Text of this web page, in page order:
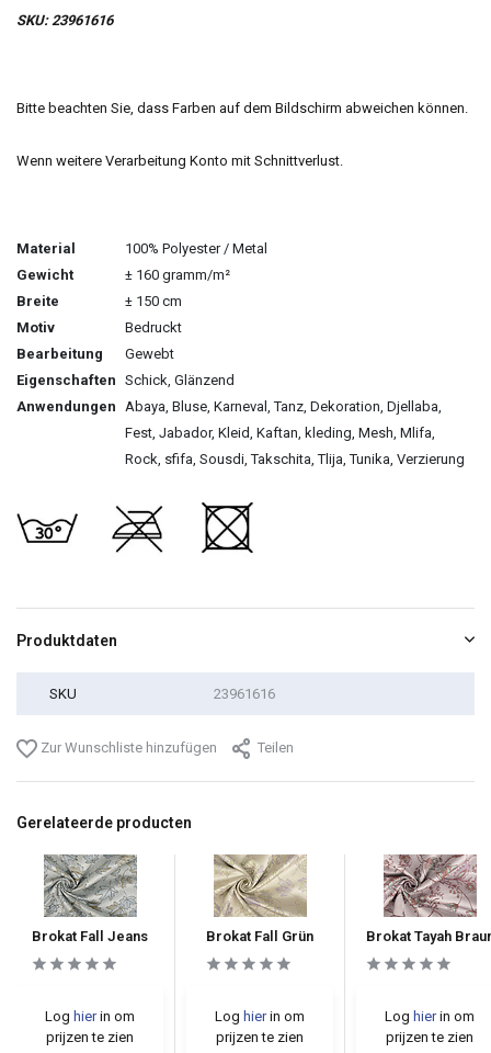
SKU: 23961616
Bitte beachten Sie, dass Farben auf dem Bildschirm abweichen können.
Wenn weitere Verarbeitung Konto mit Schnittverlust.
Material
100% Polyester / Metal
Gewicht
± 160 gramm/m²
Breite
± 150 cm
Motiv
Bedruckt
Bearbeitung
Gewebt
Eigenschaften Schick, Glänzend
Anwendungen
Abaya, Bluse, Karneval, Tanz, Dekoration, Djellaba,
Fest, Jabador, Kleid, Kaftan, kleding, Mesh, Mlifa,
Rock, sfifa, Sousdi, Takschita, Tlija, Tunika, Verzierung
Produktdaten
SKU 23961616
Zur Wunschliste hinzufügen Teilen
Gerelateerde producten
Brokat Fall Jeans
Log hierin om
prijzen te zien
Brokat Fall Grün
Log hierin om
prijzen te zien
Brokat Tayah
Log hierin om
prijzen te zien